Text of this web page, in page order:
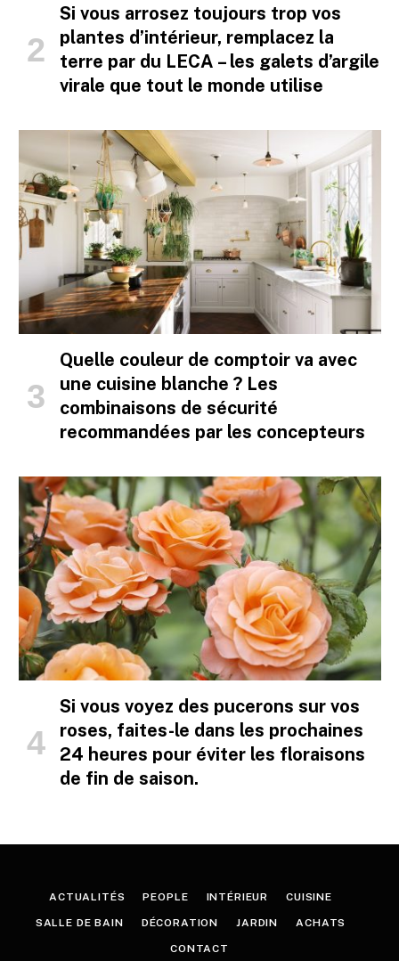
Si vous arrosez toujours trop vos
plantes d’intérieur, remplacez la
terre par du LECA – les galets d’argile
virale que tout le monde utilise
Quelle couleur de comptoir va avec
une cuisine blanche ? Les
combinaisons de sécurité
recommandées par les concepteurs
Si vous voyez des pucerons sur vos
roses, faites-le dans les prochaines
24 heures pour éviter les floraisons
de fin de saison.
ACTUALITÉS PEOPLE INTÉRIEUR CUISINE
SALLE DE BAIN DÉCORATION JARDIN ACHATS
CONTACT